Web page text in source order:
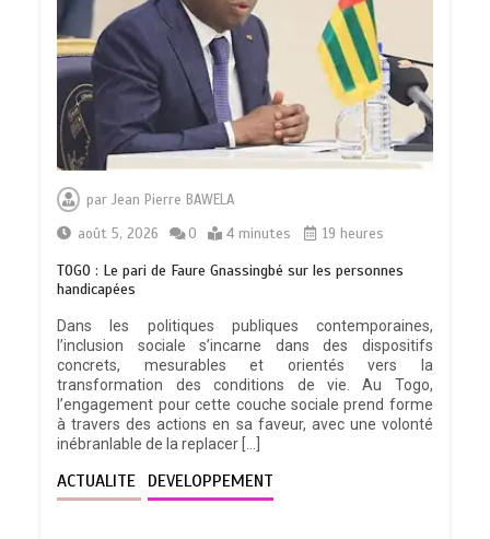
parJean Pierre BAWELA
août 5, 2026
0 4 minutes 19 heures
TOGO : Le pari de Faure Gnassingbé sur les personnes
handicapées
Dans les politiques publiques contemporaines,
l’inclusion sociale s’incarne dans des dispositifs
concrets, mesurables et orientés vers la
transformation des conditions de vie. Au Togo,
l’engagement pour cette couche sociale prend forme
à travers des actions en sa faveur, avec une volonté
inébranlable de la replacer […]
ACTUALITE DEVELOPPEMENT